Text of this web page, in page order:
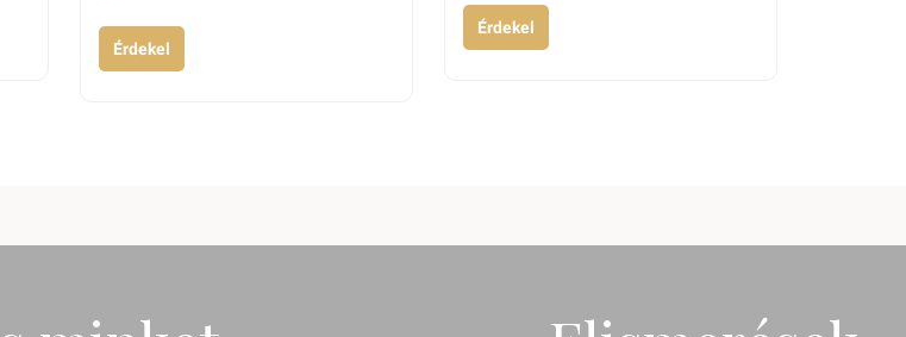
Érdekel
Érdekel